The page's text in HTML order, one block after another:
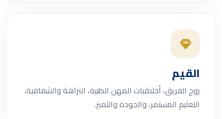
القيم
روح الفريق، أخلاقيات المهن الطبية، النزاهة والشفافية،
التعليم المستمر، والجودة والتميز.